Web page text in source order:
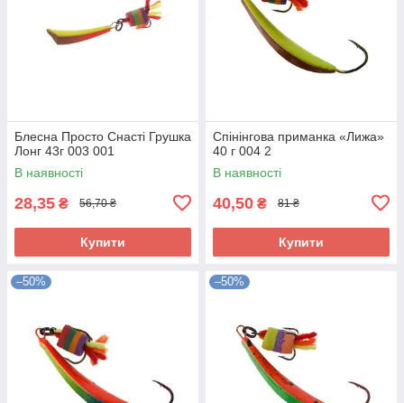
Блесна Просто Снасті Грушка
Лонг 43г 003 001
В наявності
28,35 ₴ 56,70 ₴
Купити
Спінінгова приманка «Лижа»
40 г 004 2
В наявності
40,50 ₴ 81 ₴
Купити
–50% –50%